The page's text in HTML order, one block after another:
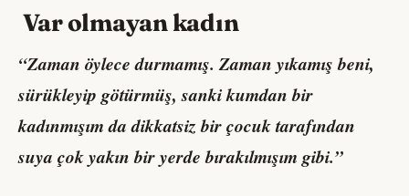
Var olmayan kadın
“Zaman öylece durmamış. Zaman yıkamış beni,
sürükleyip götürmüş, sanki kumdan bir
kadınmışım da dikkatsiz bir çocuk tarafından
suya çok yakın bir yerde bırakılmışım gibi.”